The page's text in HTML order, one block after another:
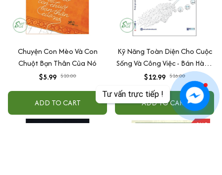
Tư vấn trực tiếp !
Chuyện Con Mèo Và Con
Chuột Bạn Thân Của Nó
$5.99 $10.00
ADD TO CART
Kỹ Năng Toàn Diện Cho Cuộc
Sống Và Công Việc - Bán Hàng
Một Cách Dễ Dàng
$12.99 $16.00
ADD TO CART
SALE